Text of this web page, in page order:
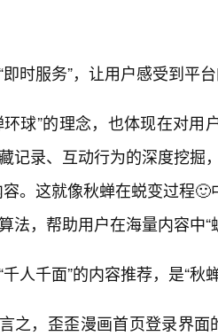
即时服务”，让用户感受到平
环球”的理念，也体现在对
记录、互动行为的深度挖掘
容。这就像秋蝉在蜕变过程
法，帮助用户在海量内容中
千人千面”的内容推荐，是“
之，歪歪漫画首页登录界面